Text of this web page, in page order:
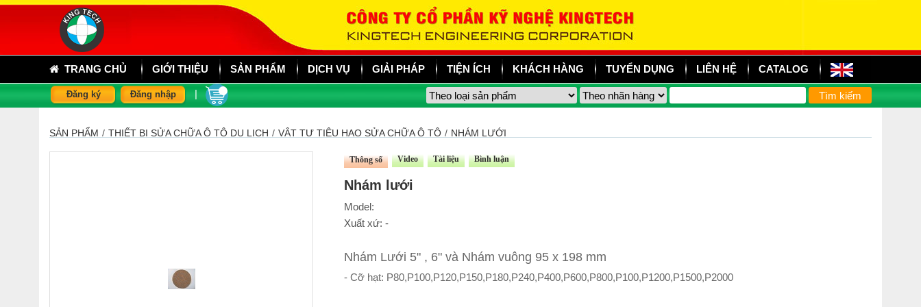
TRANG CHỦ GIỚI THIỆU SẢN PHẨM DỊCH VỤ GIẢI PHÁP TIỆN ÍCH KHÁCH HÀNG TUYỂN DỤNG LIÊN HỆ CATALOG
Đăng ký Đăng nhập
SẢN PHẨM / THIẾT BỊ SỬA CHỮA Ô TÔ DU LỊCH / VẬT TƯ TIÊU HAO SỬA CHỮA Ô TÔ / NHÁM LƯỚI
Thông số Video Tài liệu Bình luận
Nhám lưới
Model:
Xuất xứ: -
Nhám Lưới 5" , 6" và Nhám vuông 95 x 198 mm
- Cỡ hạt: P80,P100,P120,P150,P180,P240,P400,P600,P800,P100,P1200,P1500,P2000